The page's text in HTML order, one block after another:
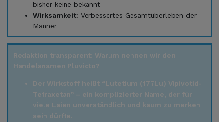
bisher keine bekannt
Wirksamkeit: Verbessertes Gesamtüberleben der
Männer
Redaktion transparent: Warum nennen wir den
Handelsnamen Pluvicto?
Der Wirkstoff heißt “Lutetium (177Lu) Vipivotid-
Tetraxetan” – ein komplizierter Name, der für
viele Laien unverständlich und kaum zu merken
sein dürfte.